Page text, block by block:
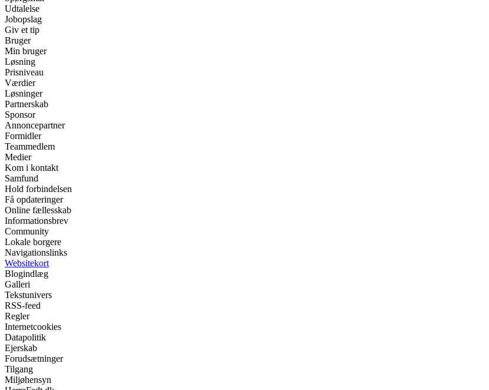
Udtalelse
Jobopslag
Giv et tip
Bruger
Min bruger
Løsning
Prisniveau
Værdier
Løsninger
Partnerskab
Sponsor
Annoncepartner
Formidler
Teammedlem
Medier
Kom i kontakt
Samfund
Hold forbindelsen
Få opdateringer
Online fællesskab
Informationsbrev
Community
Lokale borgere
Navigationslinks
Websitekort
Blogindlæg
Galleri
Tekstunivers
RSS-feed
Regler
Internetcookies
Datapolitik
Ejerskab
Forudsætninger
Tilgang
Miljøhensyn